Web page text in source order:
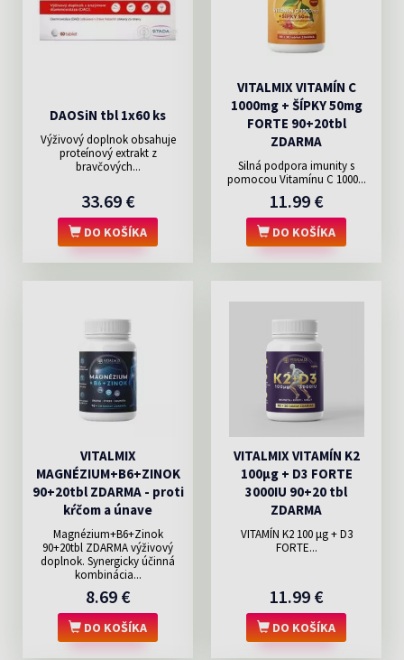
DAOSiN tbl 1x60 ks
Výživový doplnok obsahuje
proteínový extrakt z
bravčových...
33.69 €
DO KOŠÍKA
VITALMIX VITAMÍN C
1000mg + ŠÍPKY 50mg
FORTE 90+20tbl
ZDARMA
Silná podpora imunity s
pomocou Vitamínu C 1000...
11.99 €
DO KOŠÍKA
VITALMIX
MAGNÉZIUM+B6+ZINOK
90+20tbl ZDARMA - proti
kŕčom a únave
Magnézium+B6+Zinok
90+20tbl ZDARMA výživový
doplnok. Synergicky účinná
kombinácia...
8.69 €
DO KOŠÍKA
VITALMIX VITAMÍN K2
100µg + D3 FORTE
3000IU 90+20 tbl
ZDARMA
VITAMÍN K2 100 μg + D3
FORTE...
11.99 €
DO KOŠÍKA